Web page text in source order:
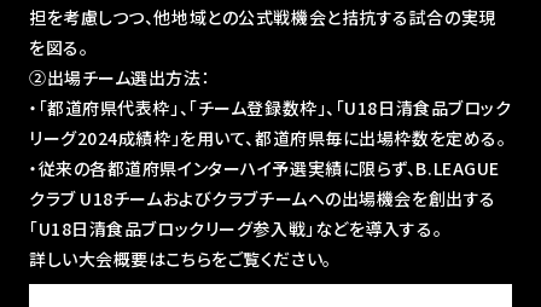
担を考慮しつつ、他地域との公式戦機会と拮抗する試合の実現
を図る。
②出場チーム選出方法：
・「都道府県代表枠」、「チーム登録数枠」、「U18⽇清⾷品ブロック
リーグ2024成績枠」を⽤いて、都道府県毎に出場枠数を定める。
・従来の各都道府県インターハイ予選実績に限らず、B.LEAGUE
クラブ U18チームおよびクラブチームへの出場機会を創出する
「U18⽇清⾷品ブロックリーグ参⼊戦」などを導⼊する。
詳しい大会概要はこちらをご覧ください。